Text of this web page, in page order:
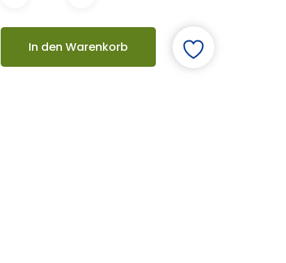
In den Warenkorb